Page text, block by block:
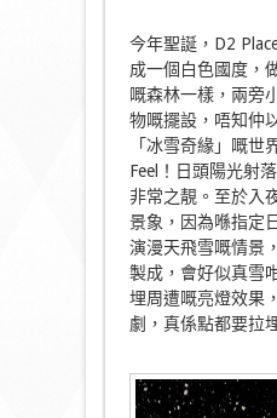
今年聖誕，D2
成一個白色國度，
嘅森林一樣，兩旁
物嘅擺設，唔知仲
「冰雪奇緣」嘅世
Feel！日頭陽光射
非常之靚。至於入
景象，因為喺指定
演漫天飛雪嘅情景
製成，會好似真雪
埋周遭嘅亮燈效果
劇，真係點都要拉